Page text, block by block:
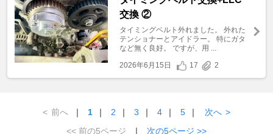
交換 ②
タイミングベルト外れました。 外れた
テンショナーとアイドラー。 特にガタ
など無く良好。 ですが、用 ...
2026年6月15日
17 2
< 前へ ｜ 1 ｜ 2 ｜ 3 ｜ 4 ｜ 5 ｜ 次へ >
<< 前の5ページ
｜ 次の5ページ >>